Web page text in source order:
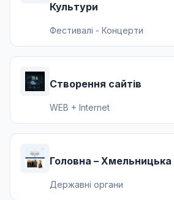
Культури
Фестивалі - Концерти
Створення сайтів
WEB + Internet
Головна –
Державні органи